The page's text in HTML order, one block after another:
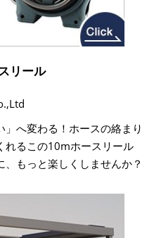
リール
へ変わる！ホースの絡まり
れるこの10mホースリール
もっと楽しくしませんか？